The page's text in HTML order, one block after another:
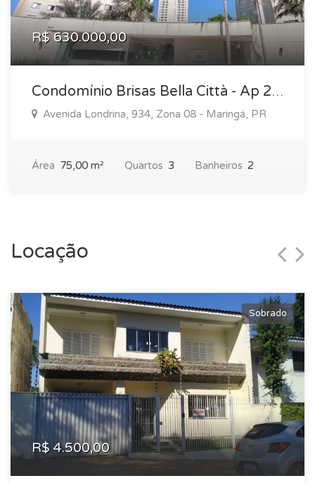
R$ 630.000,00
Condomínio Brisas Bella Città - Ap 202
Avenida Londrina, 934, Zona 08 - Maringá, PR
Área 75,00 m² Quartos 3 Banheiros 2
Locação
Sobrado
R$ 4.500,00